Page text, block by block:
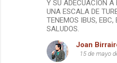
Y SU ADECUACIÓN A
UNA ESCALA DE
TENEMOS IBUS, EBC,
SALUDOS.
Joan
15 de mayo